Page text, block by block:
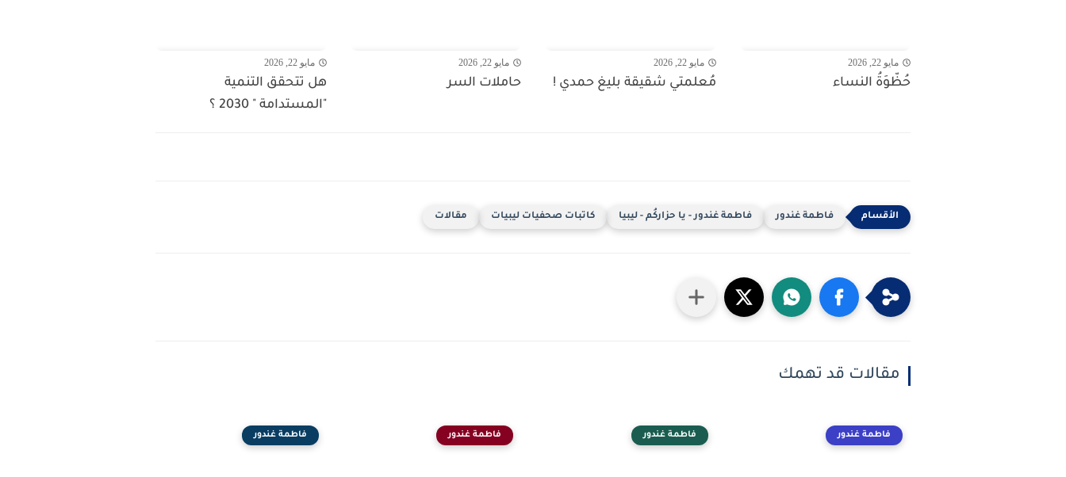
مايو 22, 2026
حُظّوَةُ النساء
مايو 22, 2026
مُعلمتي شقيقة بليغ حمدي !
مايو 22, 2026
حاملات السر
مايو 22, 2026
هل تتحقق التنمية
"المستدامة " 2030 ؟
فاطمة غندور فاطمة غندور - يا حزاركُم - ليبيا كاتبات صحفيات ليبيات مقالات
مقالات قد تهمك
فاطمة غندور فاطمة غندور فاطمة غندور فاطمة غندور